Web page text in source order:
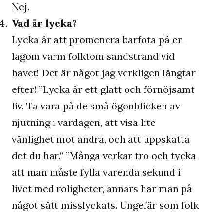
Nej.
Vad är lycka?
Lycka är att promenera barfota på en
lagom varm folktom sandstrand vid
havet! Det är något jag verkligen längtar
efter! ”Lycka är ett glatt och förnöjsamt
liv. Ta vara på de små ögonblicken av
njutning i vardagen, att visa lite
vänlighet mot andra, och att uppskatta
det du har.” ”Många verkar tro och tycka
att man måste fylla varenda sekund i
livet med roligheter, annars har man på
något sätt misslyckats. Ungefär som folk